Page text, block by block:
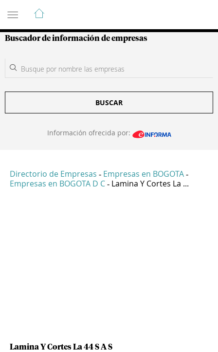
Guía de Empresas Colombianas
Buscador de información de empresas
BUSCAR
Información ofrecida por:
Directorio de Empresas - Empresas en BOGOTA -
Empresas en BOGOTA D C - Lamina Y Cortes La ...
Lamina Y Cortes La 44 S A S